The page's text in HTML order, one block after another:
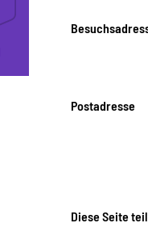
Postadresse
Diese Seite